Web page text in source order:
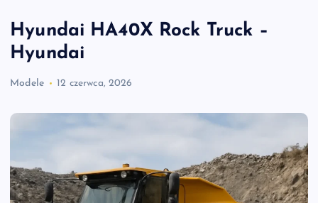
Hyundai HA40X Rock Truck –
Hyundai
Modele 12 czerwca, 2026